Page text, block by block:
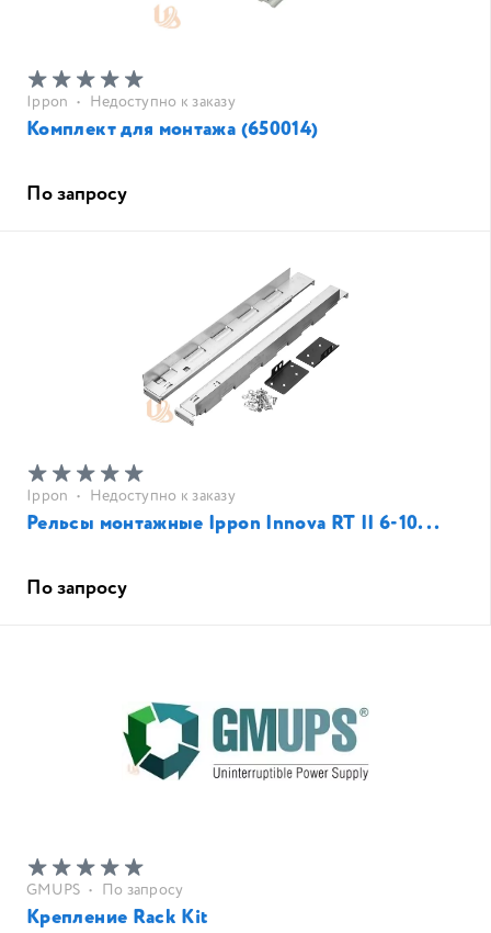
Ippon • Недоступно к заказу
Комплект для монтажа (650014)
По запросу
Ippon • Недоступно к заказу
Рельсы монтажные Ippon Innova RT II 6-10...
По запросу
GMUPS • По запросу
Крепление Rack Kit